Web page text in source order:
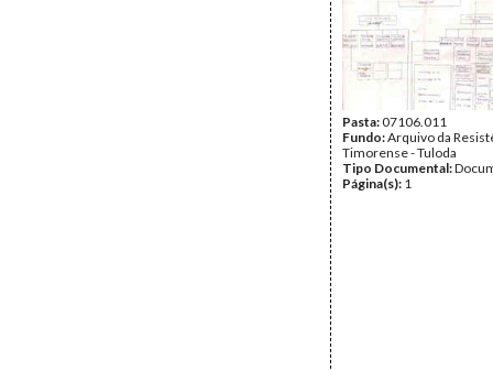
Pasta:07106.011
Fundo:Arquivo da
Timorense - Tuloda
Tipo Documental:
Página(s): 1